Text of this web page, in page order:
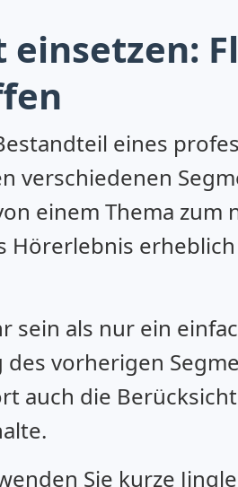
eines
verschiedenen
einem Thema
Hörerlebnis
sein als nur ein
vorherigen
auch die
Sie kurze